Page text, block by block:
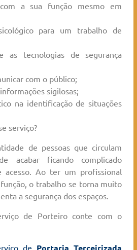
a sua função mesmo em
para um trabalho de
as tecnologias de segurança
com o público;
sigilosas;
na identificação de situações
serviço?
de pessoas que circulam
acabar ficando complicado
acesso. Ao ter um profissional
o trabalho se torna muito
a segurança dos espaços.
de Porteiro conte com o
de